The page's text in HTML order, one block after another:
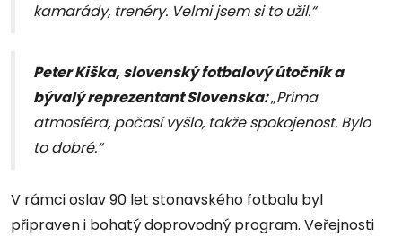
kamarády, trenéry. Velmi jsem si to užil.“
Peter Kiška, slovenský fotbalový útočník a
bývalý reprezentant Slovenska:„Prima
atmosféra, počasí vyšlo, takže spokojenost. Bylo
to dobré.“
V rámci oslav 90 let stonavského fotbalu byl
připraven i bohatý doprovodný program. Veřejnosti